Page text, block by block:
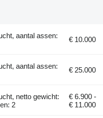
aantal assen:
€ 10.000
aantal assen:
€ 25.000
netto gewicht:
2
€ 6.900 -
€ 11.000